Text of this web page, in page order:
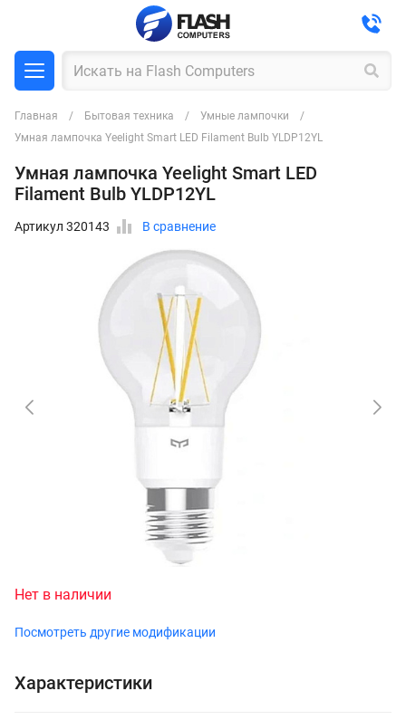
Главная Бытовая техника
Умные лампочки
Умная лампочка Yeelight Smart LED Filament Bulb YLDP12YL
Умная лампочка Yeelight Smart LED
Filament Bulb YLDP12YL
Артикул 320143 В сравнение
Нет в наличии
Посмотреть другие модификации
Характеристики